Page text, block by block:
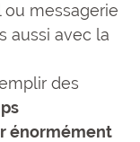
messagerie
aussi avec la
des
énormément